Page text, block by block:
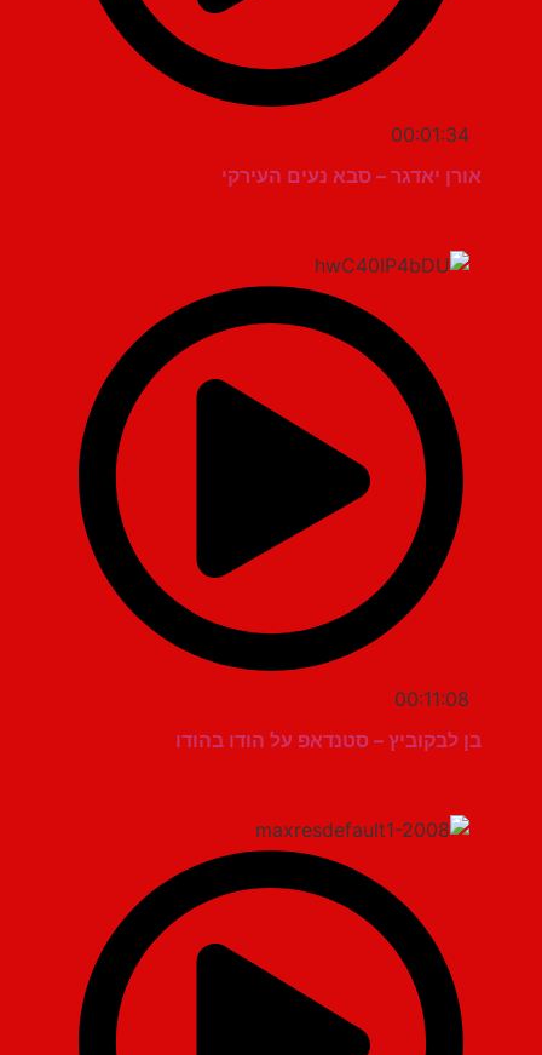
00:01:34
אורן יאדגר – סבא נעים העירקי
00:11:08
בן לבקוביץ – סטנדאפ על הודו בהודו